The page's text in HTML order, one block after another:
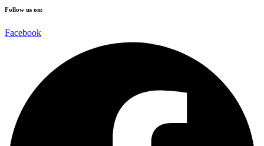
Follow us on:
Facebook